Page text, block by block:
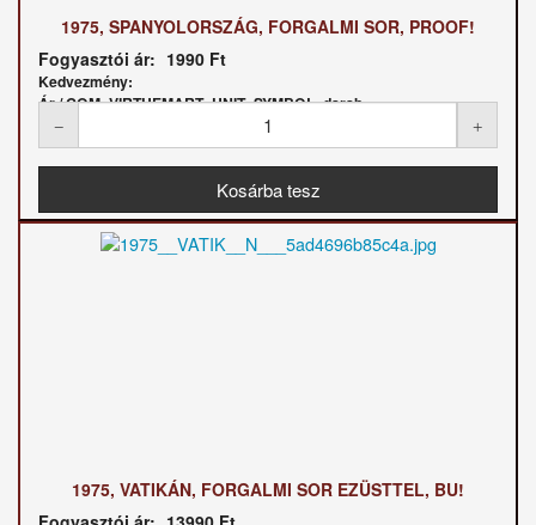
1975, SPANYOLORSZÁG, FORGALMI SOR, PROOF!
Fogyasztói ár: 1990 Ft
Kedvezmény:
Ár / COM_VIRTUEMART_UNIT_SYMBOL_darab:
1975, VATIKÁN, FORGALMI SOR EZÜSTTEL, BU!